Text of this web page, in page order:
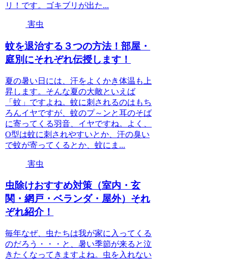
リ！です。ゴキブリが出た...
害虫
蚊を退治する３つの方法！部屋・
庭別にそれぞれ伝授します！
夏の暑い日には、汗をよくかき体温も上
昇します。そんな夏の大敵といえば
「蚊」ですよね。蚊に刺されるのはもち
ろんイヤですが、蚊のプ～ンと耳のそば
に寄ってくる羽音、イヤですね。よく、
O型は蚊に刺されやすいとか、汗の臭い
で蚊が寄ってくるとか、蚊にま...
害虫
虫除けおすすめ対策（室内・玄
関・網戸・ベランダ・屋外）それ
ぞれ紹介！
毎年なぜ、虫たちは我が家に入ってくる
のだろう・・・と、暑い季節が来ると泣
きたくなってきますよね。虫を入れない